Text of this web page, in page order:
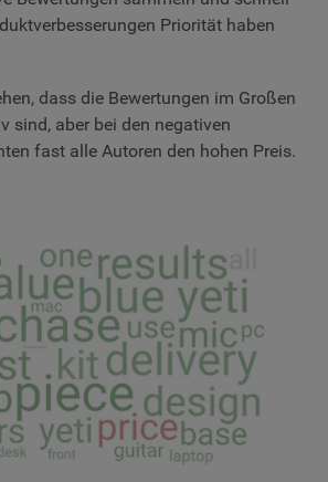
Priorität haben
dass die Bewertungen im Großen
sind, aber bei den negativen
fast alle Autoren den hohen Preis.